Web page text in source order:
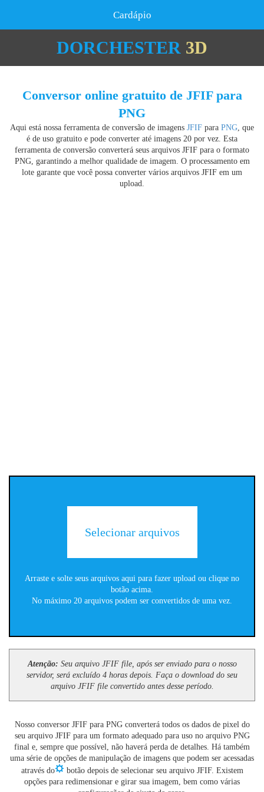
Cardápio
DORCHESTER 3D
Conversor online gratuito de JFIF para
PNG
Aqui está nossa ferramenta de conversão de imagens JFIF para PNG, que
é de uso gratuito e pode converter até imagens 20 por vez. Esta
ferramenta de conversão converterá seus arquivos JFIF para o formato
PNG, garantindo a melhor qualidade de imagem. O processamento em
lote garante que você possa converter vários arquivos JFIF em um
upload.
Selecionar arquivos
Arraste e solte seus arquivos aqui para fazer upload ou clique no
botão acima.
No máximo 20 arquivos podem ser convertidos de uma vez.
Atenção: Seu arquivo JFIF file, após ser enviado para o nosso
servidor, será excluído 4 horas depois. Faça o download do seu
arquivo JFIF file convertido antes desse período.
Nosso conversor JFIF para PNG converterá todos os dados de pixel do
seu arquivo JFIF para um formato adequado para uso no arquivo PNG
final e, sempre que possível, não haverá perda de detalhes. Há também
uma série de opções de manipulação de imagens que podem ser acessadas
através do
botão depois de selecionar seu arquivo JFIF. Existem
opções para redimensionar e girar sua imagem, bem como várias